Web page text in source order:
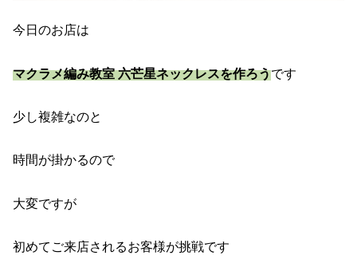
今日のお店は
マクラメ編み教室 六芒星ネックレスを作ろうです
少し複雑なのと
時間が掛かるので
大変ですが
初めてご来店されるお客様が挑戦です